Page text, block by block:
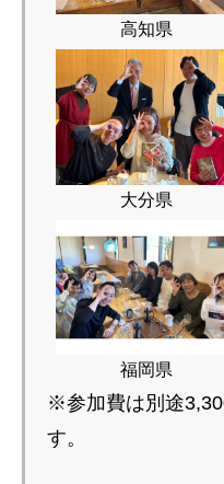
高知県
大分県
福岡県
※参加費は別途
す。